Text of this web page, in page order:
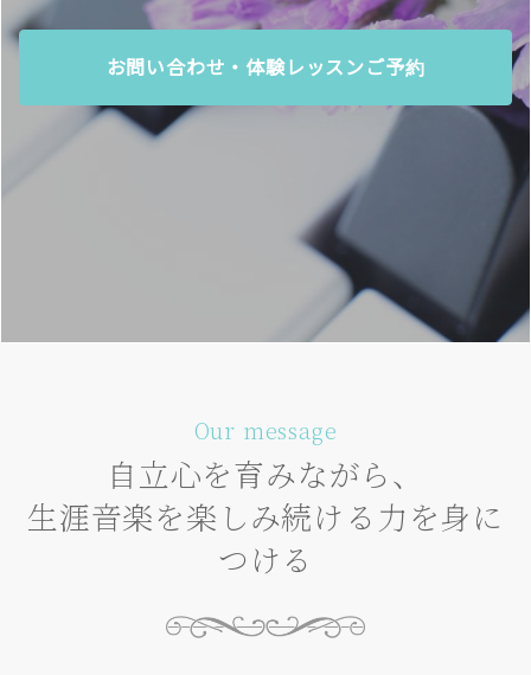
お問い合わせ・体験レッスンご予約
Our message
自立心を育みながら、
生涯音楽を楽しみ続ける力を身に
つける